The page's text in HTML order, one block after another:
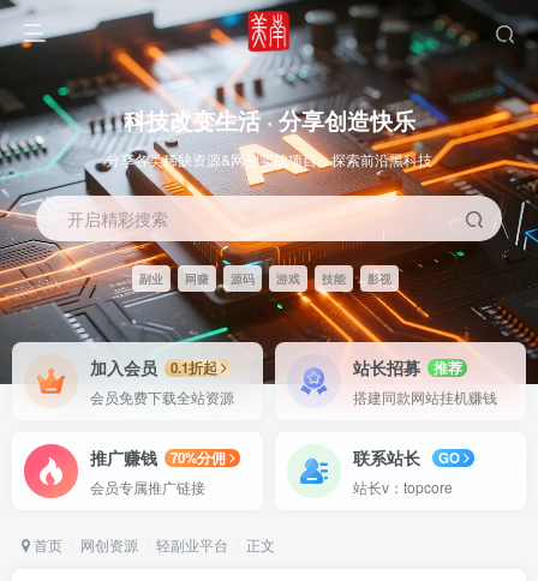
OS教程 SOFT教程
科技改变生活 · 分享创造快乐
分享各类稀缺资源&网创实战项目，探索前沿黑科技
开启精彩搜索
副业 网赚 源码 游戏 技能 影视
加入会员
0.1折起
会员免费下载全站资源
站长招募
推荐
搭建同款网站挂机赚钱
推广赚钱
70%分佣
会员专属推广链接
联系站长
GO
站长v：topcore
首页 网创资源 轻副业平台 正文